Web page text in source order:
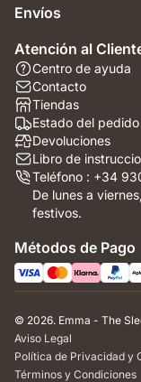
Envíos
Atención al
Centro de ayuda
Contacto
Tiendas
Estado del pedido
Devoluciones
Libro de
Teléfono : +34
De lunes a
festivos.
Métodos de Pago
© 2026. Emma - The
Aviso Legal
Política de Privacidad y
Términos y Condiciones